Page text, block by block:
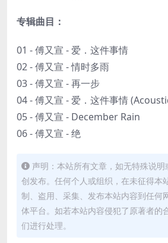
专辑曲目：
01 - 傅又宣 - 爱．这件事情
02 - 傅又宣 - 情时多雨
03 - 傅又宣 - 再一步
04 - 傅又宣 - 爱．这件事情
05 - 傅又宣 - December Rain
06 - 傅又宣 - 绝
声明：本站所有文章，如无特殊说
创发布。任何个人或组织，在未征得本
制、盗用、采集、发布本站内容到任何
体平台。如若本站内容侵犯了原著者的
们进行处理。